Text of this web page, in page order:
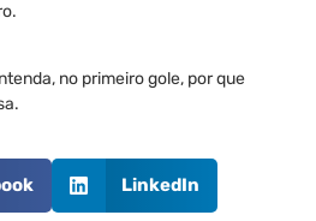
no primeiro gole, por que
LinkedIn